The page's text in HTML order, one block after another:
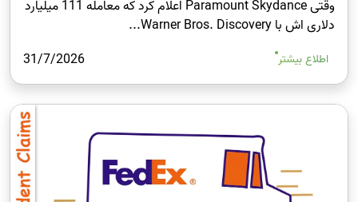
وقتی Paramount Skydance اعلام کرد که معامله 111 میلیارد
دلاری اش با Warner Bros. Discovery...
اطلاع بیشتر 31/7/2026